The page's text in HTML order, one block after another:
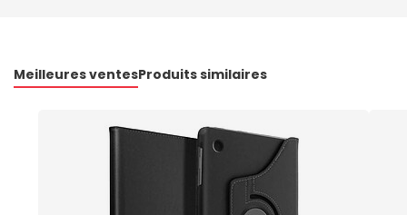
Meilleures ventesProduits similaires